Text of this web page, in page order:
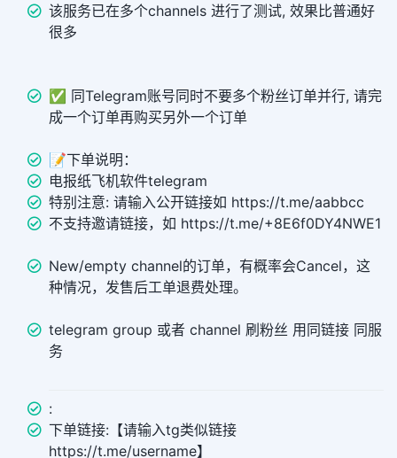
该服务已在多个channels 进行了测试, 效果比普通好
很多
✅ 同Telegram账号同时不要多个粉丝订单并行, 请完
成一个订单再购买另外一个订单
📝下单说明：
电报纸飞机软件telegram
特别注意: 请输入公开链接如 https://t.me/aabbcc
不支持邀请链接，如 https://t.me/+8E6f0DY4NWE1
New/empty channel的订单，有概率会Cancel，这
种情况，发售后工单退费处理。
telegram group 或者 channel 刷粉丝 用同链接 同服
务
:
下单链接:【请输入tg类似链接
https://t.me/username】